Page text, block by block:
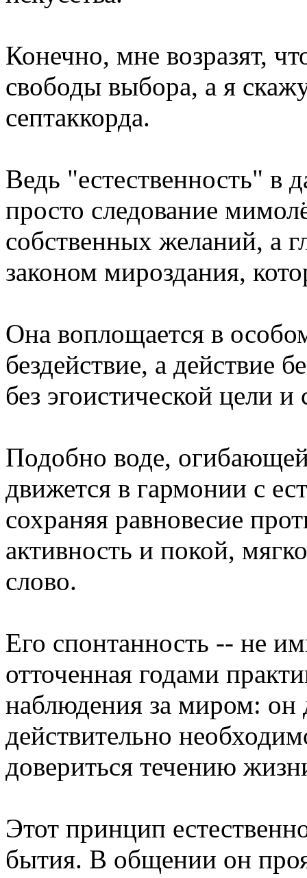
Конечно, мне возразят,
свободы выбора, а я
септаккорда.
Ведь "естественность" в
просто следование
собственных желаний, а
законом мироздания,
Она воплощается в
бездействие, а действие
без эгоистической цели
Подобно воде,
движется в гармонии с
сохраняя равновесие
активность и покой,
слово.
Его спонтанность -- не
отточенная годами
наблюдения за миром: он
действительно
довериться течению
Этот принцип
бытия. В общении он